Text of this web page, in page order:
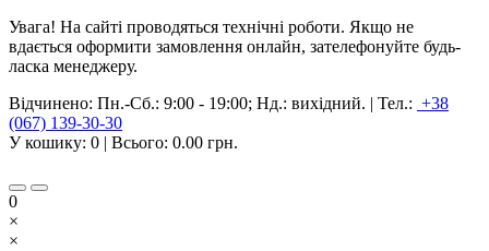
Увага! На сайті проводяться технічні роботи. Якщо не
вдається оформити замовлення онлайн, зателефонуйте будь-
ласка менеджеру.
Відчинено: Пн.-Сб.: 9:00 - 19:00; Нд.: вихідний. | Тел.: +38
(067) 139-30-30
У кошику: 0 | Всього: 0.00 грн.
0
×
×